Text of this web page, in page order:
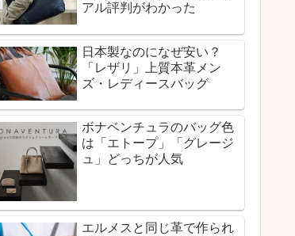
アル評判がわかった
日本製なのになぜ安い？
「レザリ」上質本革メン
ズ・レディースバッグ
ボナベンチュラのバッグ色
は「エトープ」「グレージ
ュ」どっちが人気
エルメスと同じ革で作られ